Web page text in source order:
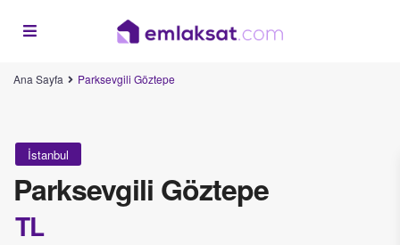
Ana Sayfa Parksevgili Göztepe
İstanbul
Parksevgili Göztepe
TL